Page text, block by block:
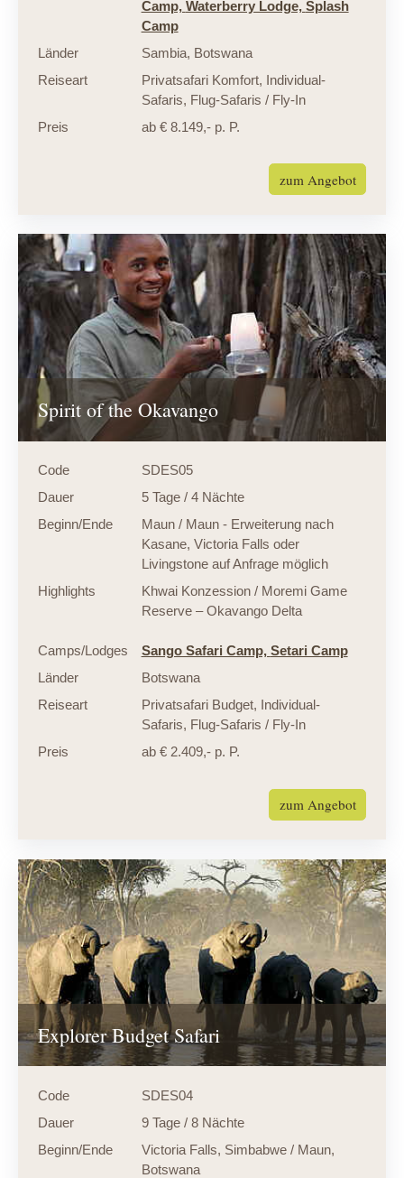
Camp, Waterberry Lodge, Splash
Camp
Länder
Sambia, Botswana
Reiseart
Privatsafari Komfort, Individual-
Safaris, Flug-Safaris / Fly-In
Preis
ab € 8.149,- p. P.
zum Angebot
Spirit of the Okavango
Code
SDES05
Dauer
5 Tage / 4 Nächte
Beginn/Ende
Maun / Maun - Erweiterung nach
Kasane, Victoria Falls oder
Livingstone auf Anfrage möglich
Highlights
Khwai Konzession / Moremi Game
Reserve – Okavango Delta
Camps/Lodges Sango Safari Camp, Setari Camp
Länder
Botswana
Reiseart
Privatsafari Budget, Individual-
Safaris, Flug-Safaris / Fly-In
Preis
ab € 2.409,- p. P.
zum Angebot
Explorer Budget Safari
Code
SDES04
Dauer
9 Tage / 8 Nächte
Beginn/Ende
Victoria Falls, Simbabwe / Maun,
Botswana